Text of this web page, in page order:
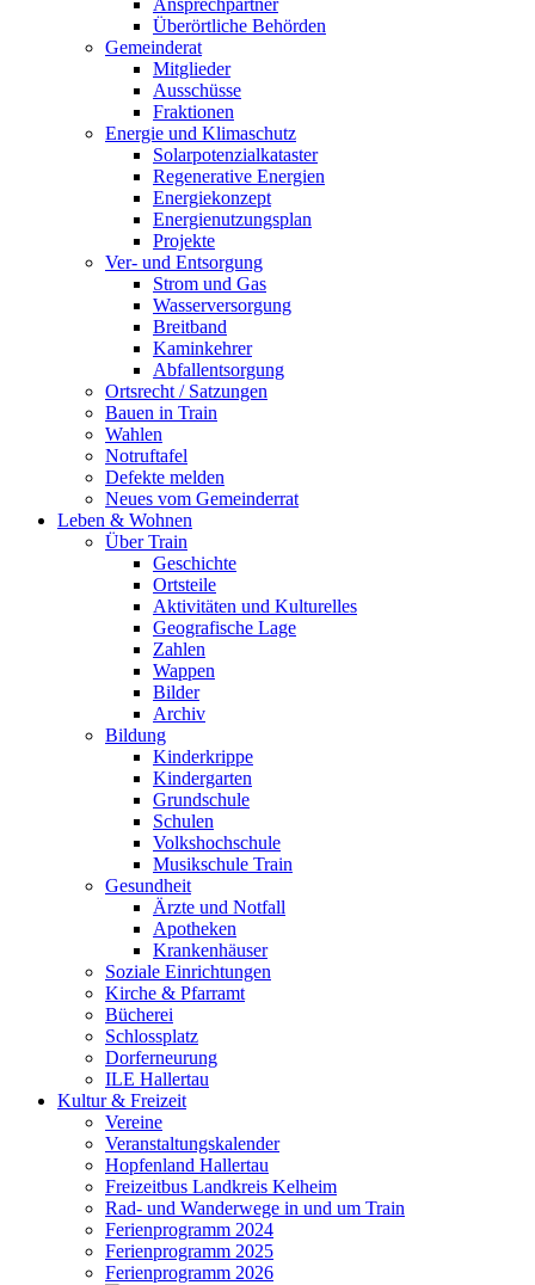
Ansprechpartner
Überörtliche Behörden
Gemeinderat
Mitglieder
Ausschüsse
Fraktionen
Energie und Klimaschutz
Solarpotenzialkataster
Regenerative Energien
Energiekonzept
Energienutzungsplan
Projekte
Ver- und Entsorgung
Strom und Gas
Wasserversorgung
Breitband
Kaminkehrer
Abfallentsorgung
Ortsrecht / Satzungen
Bauen in Train
Wahlen
Notruftafel
Defekte melden
Neues vom Gemeinderrat
Leben & Wohnen
Über Train
Geschichte
Ortsteile
Aktivitäten und Kulturelles
Geografische Lage
Zahlen
Wappen
Bilder
Archiv
Bildung
Kinderkrippe
Kindergarten
Grundschule
Schulen
Volkshochschule
Musikschule Train
Gesundheit
Ärzte und Notfall
Apotheken
Krankenhäuser
Soziale Einrichtungen
Kirche & Pfarramt
Bücherei
Schlossplatz
Dorferneurung
ILE Hallertau
Kultur & Freizeit
Vereine
Veranstaltungskalender
Hopfenland Hallertau
Freizeitbus Landkreis Kelheim
Rad- und Wanderwege in und um Train
Ferienprogramm 2024
Ferienprogramm 2025
Ferienprogramm 2026